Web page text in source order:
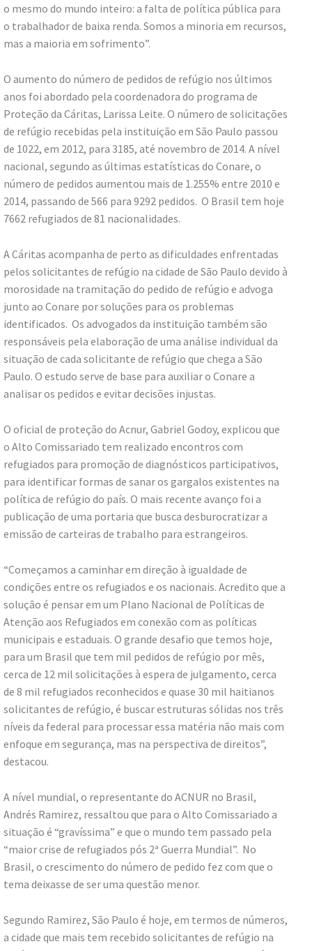
o mesmo do mundo inteiro: a falta de política pública para
o trabalhador de baixa renda. Somos a minoria em recursos,
mas a maioria em sofrimento”.
O aumento do número de pedidos de refúgio nos últimos
anos foi abordado pela coordenadora do programa de
Proteção da Cáritas, Larissa Leite. O número de solicitações
de refúgio recebidas pela instituição em São Paulo passou
de 1022, em 2012, para 3185, até novembro de 2014. A nível
nacional, segundo as últimas estatísticas do Conare, o
número de pedidos aumentou mais de 1.255% entre 2010 e
2014, passando de 566 para 9292 pedidos. O Brasil tem hoje
7662 refugiados de 81 nacionalidades.
A Cáritas acompanha de perto as dificuldades enfrentadas
pelos solicitantes de refúgio na cidade de São Paulo devido à
morosidade na tramitação do pedido de refúgio e advoga
junto ao Conare por soluções para os problemas
identificados. Os advogados da instituição também são
responsáveis pela elaboração de uma análise individual da
situação de cada solicitante de refúgio que chega a São
Paulo. O estudo serve de base para auxiliar o Conare a
analisar os pedidos e evitar decisões injustas.
O oficial de proteção do Acnur, Gabriel Godoy, explicou que
o Alto Comissariado tem realizado encontros com
refugiados para promoção de diagnósticos participativos,
para identificar formas de sanar os gargalos existentes na
política de refúgio do país. O mais recente avanço foi a
publicação de uma portaria que busca desburocratizar a
emissão de carteiras de trabalho para estrangeiros.
“Começamos a caminhar em direção à igualdade de
condições entre os refugiados e os nacionais. Acredito que a
solução é pensar em um Plano Nacional de Políticas de
Atenção aos Refugiados em conexão com as políticas
municipais e estaduais. O grande desafio que temos hoje,
para um Brasil que tem mil pedidos de refúgio por mês,
cerca de 12 mil solicitações à espera de julgamento, cerca
de 8 mil refugiados reconhecidos e quase 30 mil haitianos
solicitantes de refúgio, é buscar estruturas sólidas nos três
níveis da federal para processar essa matéria não mais com
enfoque em segurança, mas na perspectiva de direitos”,
destacou.
A nível mundial, o representante do ACNUR no Brasil,
Andrés Ramirez, ressaltou que para o Alto Comissariado a
situação é “gravíssima” e que o mundo tem passado pela
“maior crise de refugiados pós 2ª Guerra Mundial”. No
Brasil, o crescimento do número de pedido fez com que o
tema deixasse de ser uma questão menor.
Segundo Ramirez, São Paulo é hoje, em termos de números,
a cidade que mais tem recebido solicitantes de refúgio na